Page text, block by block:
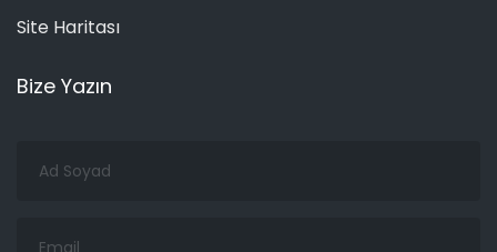
Site Haritası
Bize Yazın
Soyad